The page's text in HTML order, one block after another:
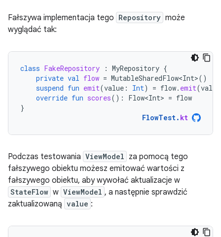
Fałszywa implementacja tego Repository może
wyglądać tak:
class FakeRepository : MyRepository {
private val flow = MutableSharedFlow<Int>()
suspend fun emit(value : Int) = flow. emit(value
override fun scores(): Flow<Int> = flow
}
FlowTest. kt
Podczas testowania ViewModel za pomocą tego
fałszywego obiektu możesz emitować wartości z
fałszywego obiektu, aby wywołać aktualizacje w
StateFlow w ViewModel , a następnie sprawdzić
zaktualizowaną value :